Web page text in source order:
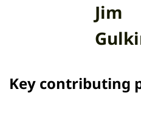
Jim
Key contributing